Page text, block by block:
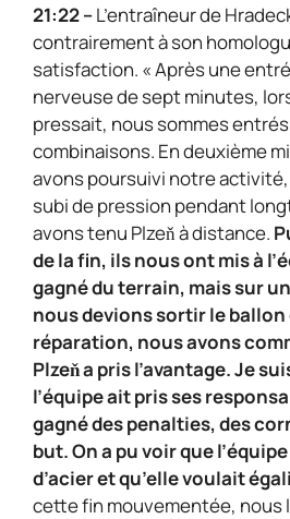
21:22 –L’entraîneur de
contrairement à son
satisfaction. « Après une
nerveuse de sept minutes,
pressait, nous sommes
combinaisons. En deuxième
avons poursuivi notre activité,
subi de pression pendant
avons tenu Plzeň à distance.
de la fin, ils nous ont mis à
gagné du terrain, mais sur
nous devions sortir le ballon
réparation, nous avons
Plzeň a pris l’avantage. Je
l’équipe ait pris ses
gagné des penalties, des
but. On a pu voir que
d’acier et qu’elle voulait
cette fin mouvementée, nous